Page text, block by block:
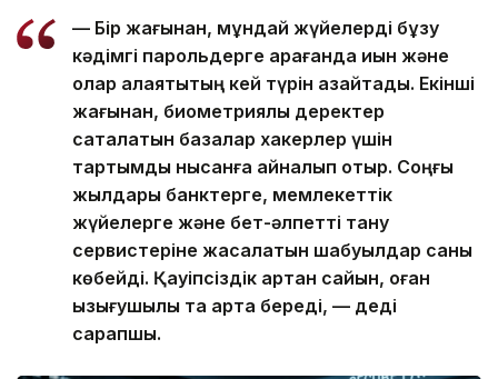
— Бір жағынан, мұндай жүйелерді бұзу
кәдімгі парольдерге қарағанда қиын және
олар алаяқтықтың кей түрін азайтады. Екінші
жағынан, биометриялық деректер
сақталатын базалар хакерлер үшін
тартымды нысанға айналып отыр. Соңғы
жылдары банктерге, мемлекеттік
жүйелерге және бет-әлпетті тану
сервистеріне жасалатын шабуылдар саны
көбейді. Қауіпсіздік артқан сайын, оған
қызығушылық та арта береді, — деді
сарапшы.